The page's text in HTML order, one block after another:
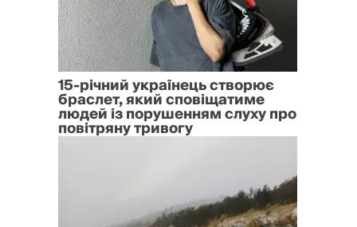
15-річний українець створює
браслет, який сповіщатиме
людей із порушенням слуху про
повітряну тривогу